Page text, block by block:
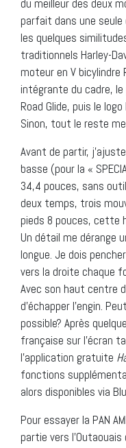
du meilleur des deux
parfait dans une seule
les quelques
traditionnels Harley-
moteur en V
intégrante du cadre,
Road Glide, puis le
Sinon, tout le reste
Avant de partir,
basse (pour la «
34,4 pouces, sans
deux temps, trois
pieds 8 pouces, cette
Un détail me dérange
longue. Je dois
vers la droite chaque
Avec son haut centre
d’échapper l’engin.
possible? Après
française sur l’écran
l’application gratuite
fonctions
alors disponibles via
Pour essayer la PAN
partie vers